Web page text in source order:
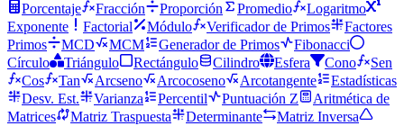
Porcentaje
Fracción Proporción Promedio
Logaritmo
Exponente
Factorial Módulo Verificador de Primos
Factores
Primos
MCD MCM Generador de Primos
Fibonacci
Círculo
Triángulo Rectángulo Cilindro Esfera Cono
Sen
Cos
Tan Arcseno Arcocoseno Arcotangente
Estadísticas
Desv. Est.
Varianza Percentil Puntuación Z
Aritmética de
Matrices
Matriz Traspuesta Determinante
Matriz Inversa